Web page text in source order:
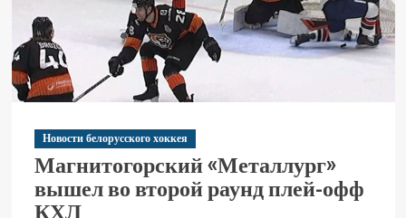
Новости белорусского хоккея
Магнитогорский «Металлург»
вышел во второй раунд плей-офф
КХЛ